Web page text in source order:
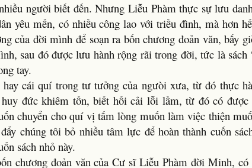
người biết đến. Nhưng Liễu Phàm thực sự lưu
yêu mến, có nhiều công lao với triều đình, mà hơn
của đời mình để soạn ra bốn chương đoản văn, bấy
sau đó được lưu hành rộng rãi trong đời, tức là sách
tay.
cái quí trong tư tưởng của ngưòi xưa, từ đó thực
đức khiêm tốn, biết hối cải lỗi lầm, từ đó có được
chuyển cho quí vị tấm lòng muốn làm việc thiện
chúng tôi bỏ nhiều tâm lực để hoàn thành cuốn
sách nhỏ này.
chương đoản văn của Cư sĩ Liễu Phàm đời Minh,